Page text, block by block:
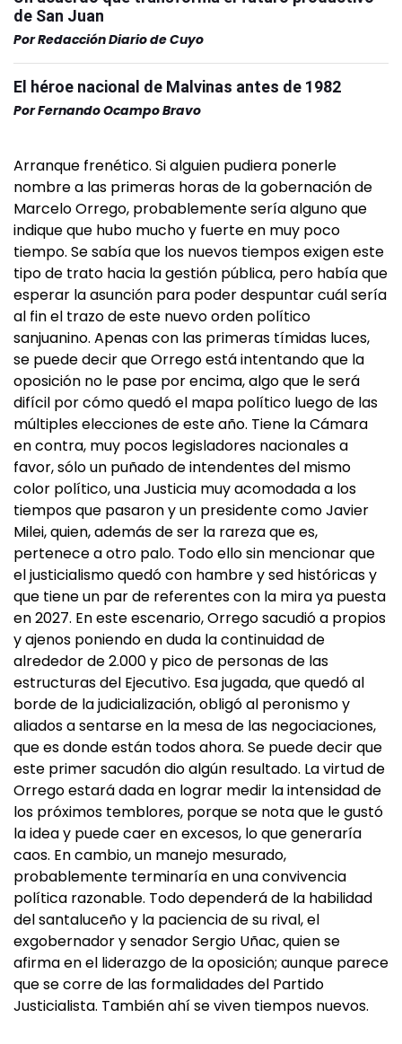
de San Juan
PorRedacción Diario de Cuyo
El héroe nacional de Malvinas antes de 1982
PorFernando Ocampo Bravo
Arranque frenético. Si alguien pudiera ponerle
nombre a las primeras horas de la gobernación de
Marcelo Orrego, probablemente sería alguno que
indique que hubo mucho y fuerte en muy poco
tiempo. Se sabía que los nuevos tiempos exigen este
tipo de trato hacia la gestión pública, pero había que
esperar la asunción para poder despuntar cuál sería
al fin el trazo de este nuevo orden político
sanjuanino. Apenas con las primeras tímidas luces,
se puede decir que Orrego está intentando que la
oposición no le pase por encima, algo que le será
difícil por cómo quedó el mapa político luego de las
múltiples elecciones de este año. Tiene la Cámara
en contra, muy pocos legisladores nacionales a
favor, sólo un puñado de intendentes del mismo
color político, una Justicia muy acomodada a los
tiempos que pasaron y un presidente como Javier
Milei, quien, además de ser la rareza que es,
pertenece a otro palo. Todo ello sin mencionar que
el justicialismo quedó con hambre y sed históricas y
que tiene un par de referentes con la mira ya puesta
en 2027. En este escenario, Orrego sacudió a propios
y ajenos poniendo en duda la continuidad de
alrededor de 2.000 y pico de personas de las
estructuras del Ejecutivo. Esa jugada, que quedó al
borde de la judicialización, obligó al peronismo y
aliados a sentarse en la mesa de las negociaciones,
que es donde están todos ahora. Se puede decir que
este primer sacudón dio algún resultado. La virtud de
Orrego estará dada en lograr medir la intensidad de
los próximos temblores, porque se nota que le gustó
la idea y puede caer en excesos, lo que generaría
caos. En cambio, un manejo mesurado,
probablemente terminaría en una convivencia
política razonable. Todo dependerá de la habilidad
del santaluceño y la paciencia de su rival, el
exgobernador y senador Sergio Uñac, quien se
afirma en el liderazgo de la oposición; aunque parece
que se corre de las formalidades del Partido
Justicialista. También ahí se viven tiempos nuevos.